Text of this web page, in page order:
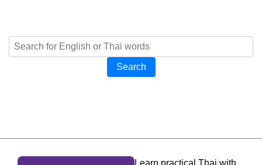
Search
Learn practical Thai with